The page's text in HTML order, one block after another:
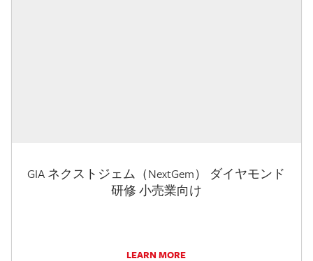
GIA ネクストジェム（NextGem） ダイヤモンド
研修 小売業向け
LEARN MORE